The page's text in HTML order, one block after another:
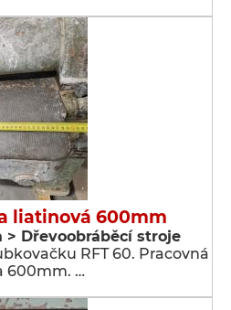
liatinová 600mm
> Dřevoobráběcí stroje
RFT 60. Pracovná
600mm. …